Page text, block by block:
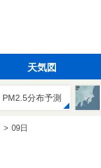
天気図
PM2.5分布予測
09日